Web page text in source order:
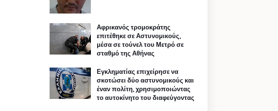
Αφρικανός τρομοκράτης
επιτέθηκε σε Αστυνομικούς,
μέσα σε τούνελ του Μετρό σε
σταθμό της Αθήνας
Εγκληματίας επιχείρησε να
σκοτώσει δύο αστυνομικούς και
έναν πολίτη, χρησιμοποιώντας
το αυτοκίνητο του διαφεύγοντας